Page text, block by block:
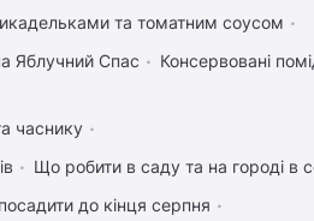
та томатним соусом
Яблучний Спас Консервовані
часнику
Що робити в саду та на городі в
до кінця серпня